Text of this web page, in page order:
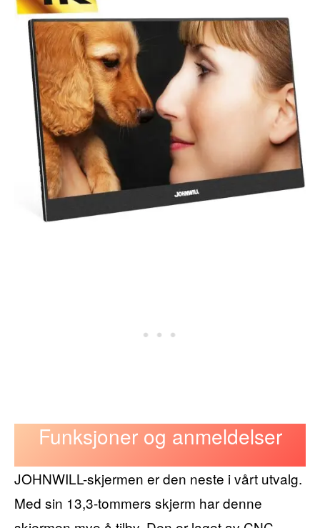
Funksjoner og anmeldelser
JOHNWILL-skjermen er den neste i vårt utvalg.
Med sin 13,3-tommers skjerm har denne